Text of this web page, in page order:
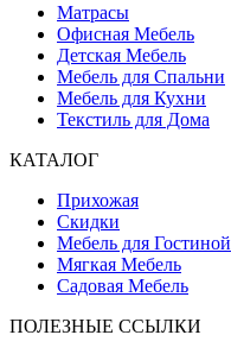
Матрасы
Офисная Мебель
Детская Мебель
Мебель для Спальни
Мебель для Кухни
Текстиль для Дома
КАТАЛОГ
Прихожая
Скидки
Мебель для Гостиной
Мягкая Мебель
Садовая Мебель
ПОЛЕЗНЫЕ ССЫЛКИ